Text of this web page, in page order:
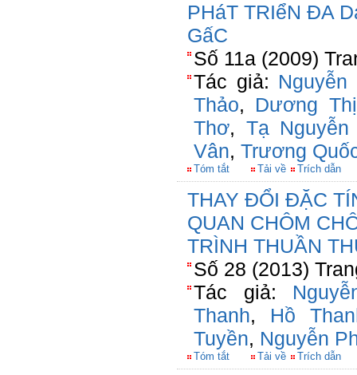
PHáT TRIểN ĐA
GấC
Số 11a (2009)
Tác giả: Nguyễn
Thảo, Dương
Thơ, Tạ
Vân, Trương
Tóm tắt Tải về Trích dẫn
THAY ĐỔI ĐẶC
QUAN CHÔM
TRÌNH THUẦN
Số 28 (2013)
Tác giả:
Thanh, Hồ
Tuyền, Nguyễn
Tóm tắt Tải về Trích dẫn